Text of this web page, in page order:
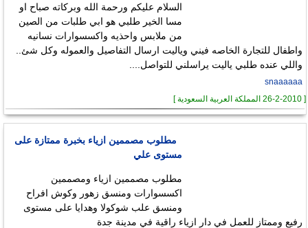
السلام عليكم ورحمة الله وبركاته صباح او
مسا الخير طلبي هو ابي طلبات من الصين
من ملابس واحذيه واكسسوارات نسانيه
واطفال للتجارة الخاصه فيني وياليت ارسال التفاصيل والعموله وكل شئ..
واللي عنده طلبي ياليت يراسلني للتواصل....
snaaaaaa
[ 26-2-2010 المملكة العربية السعودية ]
مطلوب مصممين ازياء بخبرة ممتازة على
مستوى علي
مطلوب مصممين ازياء ومصممين
اكسسوارات ومنسق زهور وكوش افراح
ومنسق علب شوكولا وهدايا على مستوى
رفيع وممتاز للعمل في دار ازياء راقية في مدينة جدة